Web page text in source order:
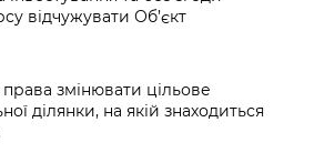
відчужувати Об’єкт
права змінювати цільове
ділянки, на якій знаходиться